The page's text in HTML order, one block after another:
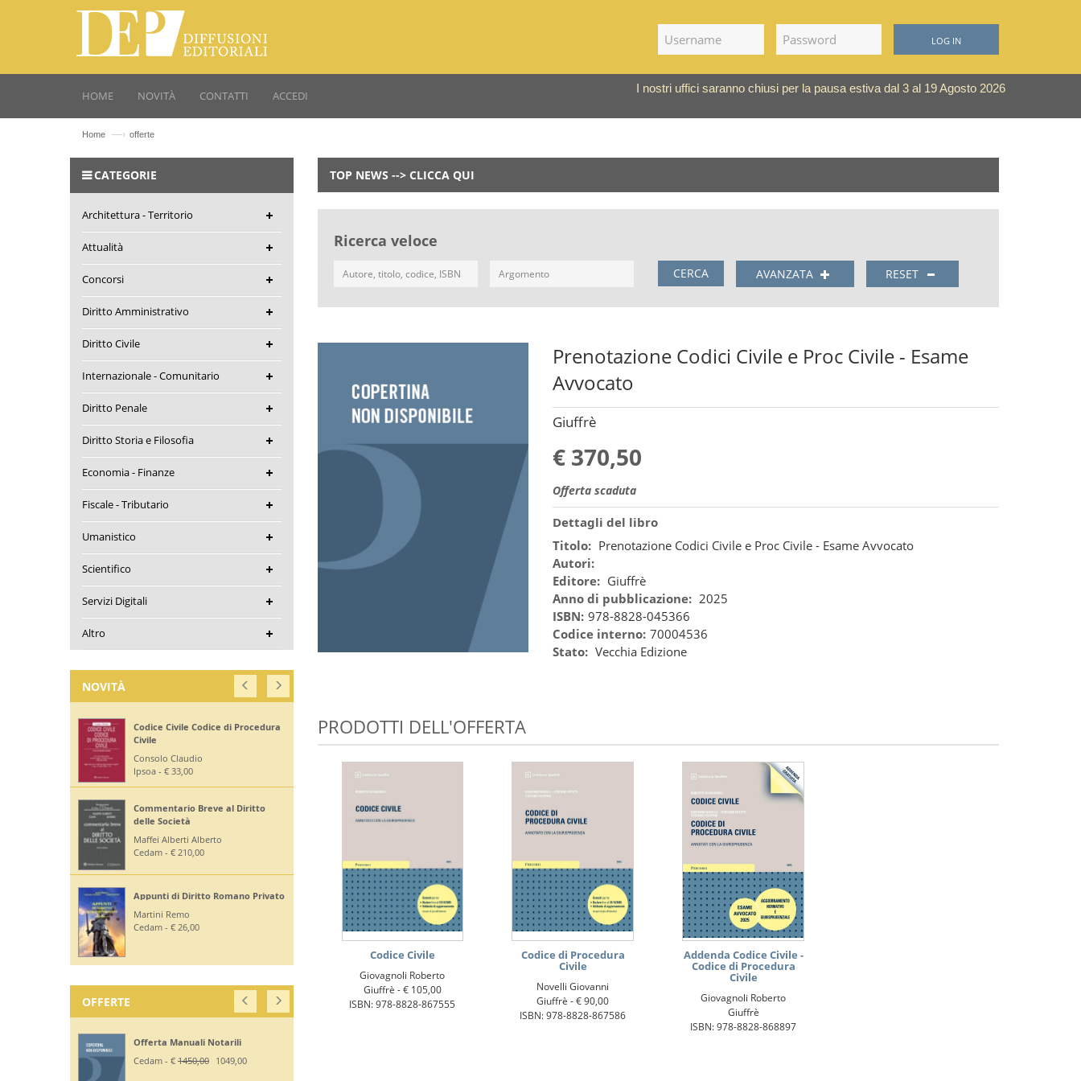
LOG IN
HOME NOVITÀ CONTATTI ACCEDI
I nostri uffici saranno chiusi per la pausa estiva dal 3 al 19 Agosto 2026
Home —› offerte
TOP NEWS --> CLICCA QUI
Ricerca veloce
CERCA AVANZATA RESET
Prenotazione Codici Civile e Proc Civile - Esame
Avvocato
Giuffrè
€ 370,50
Offerta scaduta
Dettagli del libro
Titolo: Prenotazione Codici Civile e Proc Civile - Esame Avvocato
Autori:
Editore: Giuffrè
Anno di pubblicazione: 2025
ISBN: 978-8828-045366
Codice interno: 70004536
Stato: Vecchia Edizione
PRODOTTI DELL'OFFERTA
Codice Civile
Giovagnoli Roberto
Giuffrè -€ 105,00
ISBN: 978-8828-867555
Codice di Procedura
Civile
Novelli Giovanni
Giuffrè -€ 90,00
ISBN: 978-8828-867586
Addenda Codice Civile -
Codice di Procedura
Civile
Giovagnoli Roberto
Giuffrè
ISBN: 978-8828-868897
CATEGORIE
Architettura - Territorio
Attualità
Concorsi
Diritto Amministrativo
Diritto Civile
Internazionale - Comunitario
Diritto Penale
Diritto Storia e Filosofia
Economia - Finanze
Fiscale - Tributario
Umanistico
Scientifico
Servizi Digitali
Altro
NOVITÀ
Codice Civile Codice di Procedura
Civile
Consolo Claudio
Ipsoa - € 33,00
Commentario Breve al Diritto
delle Società
Maffei Alberti Alberto
Cedam - € 210,00
Appunti di Diritto Romano Privato
Martini Remo
Cedam - € 26,00
OFFERTE
Offerta Manuali Notarili
Cedam - € 1450,00 1049,00